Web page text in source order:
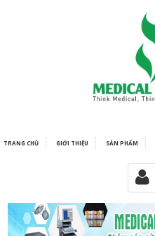
TRANG CHỦ GIỚI THIỆU SẢN PHẨM